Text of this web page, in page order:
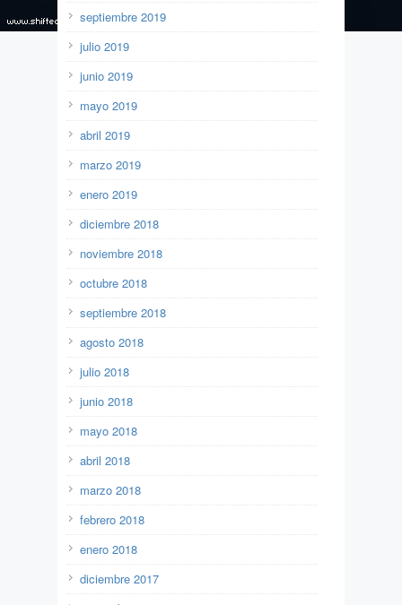
septiembre 2019
julio 2019
junio 2019
mayo 2019
abril 2019
marzo 2019
enero 2019
diciembre 2018
noviembre 2018
octubre 2018
septiembre 2018
agosto 2018
julio 2018
junio 2018
mayo 2018
abril 2018
marzo 2018
febrero 2018
enero 2018
diciembre 2017